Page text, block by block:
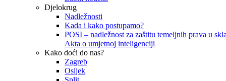
Djelokrug
Nadležnosti
Kada i kako postupamo?
POSI – nadležnost za zaštitu temeljnih prava u
Akta o umjetnoj inteligenciji
Kako doći do nas?
Zagreb
Osijek